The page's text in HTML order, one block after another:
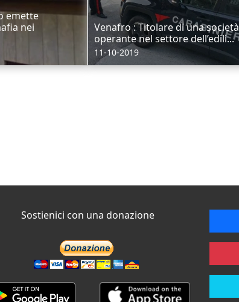
emette
nei
Venafro : Titolare di una società
operante nel settore dell’edili...
11-10-2019
Sostienici con una donazione